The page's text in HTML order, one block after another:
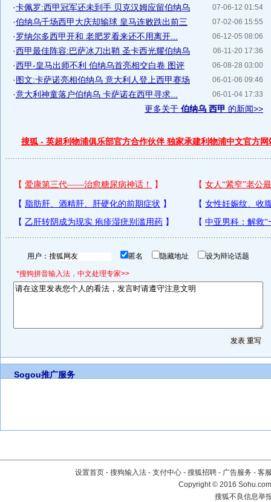
07-06-12 01:54
·卡佩罗:西甲冠军还未到手 贝克汉姆应留伯纳乌
07-02-06 15:55
·伯纳乌千场西甲大庆却输球 皇马连败跌出前三
06-12-05 08:06
·罗纳尔多西甲开和 老肥罗看来还不用离开...
06-11-20 17:36
·西甲最佳阵容:巴萨冰刀出鞘 圣卡西光耀伯纳乌
06-08-28 03:00
·西甲-皇马出师不利 伯纳乌首亮相交白卷 图评
06-01-06 09:46
·图文:卡萨诺亮相伯纳乌 意大利人登上西甲赛场
06-01-04 17:33
·意大利神童落户伯纳乌 卡萨诺在西甲寻求...
更多关于 伯纳乌 西甲 的新闻>>
搜狐 - 英超利物浦俱乐部官方合作伙伴 独家承建利物浦中文官方网
用户： 匿名 隐藏地址 设为辩论话题
*搜狗拼音输入法，中文处理专家>>
Sogou推广服务
设置首页 - 搜狗输入法 - 支付中心 - 搜狐招聘 - 广告服务 - 客
Copyright©2016
搜狐不良信息举